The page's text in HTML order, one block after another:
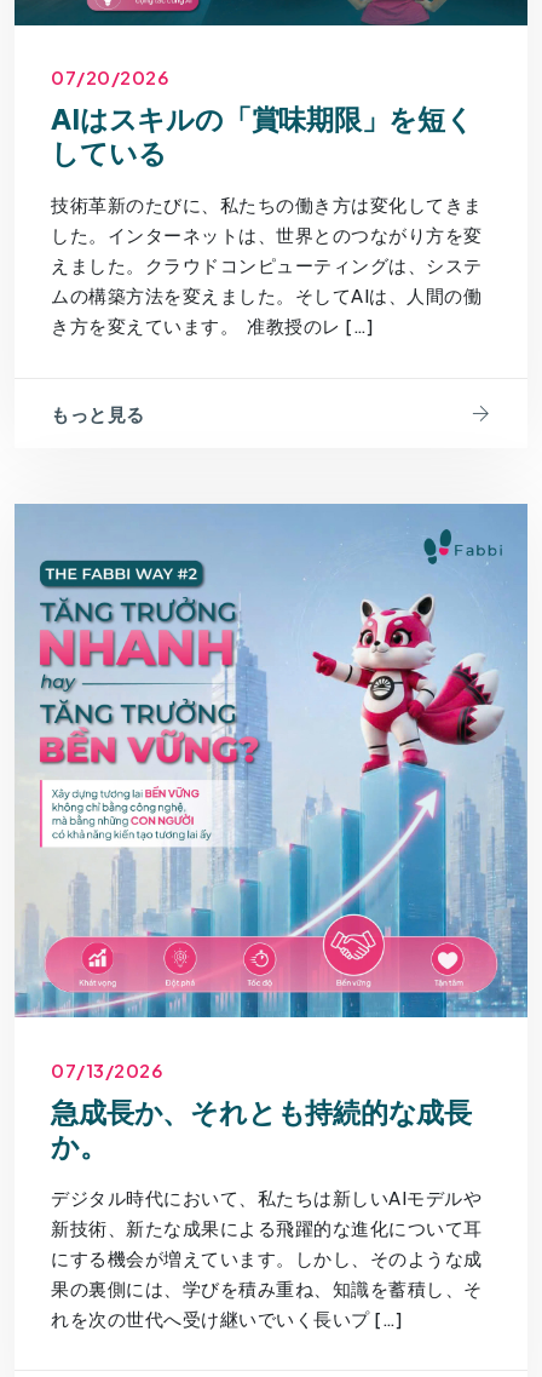
07/20/2026
AIはスキルの「賞味期限」を短く
している
技術革新のたびに、私たちの働き方は変化してきま
した。インターネットは、世界とのつながり方を変
えました。クラウドコンピューティングは、システ
ムの構築方法を変えました。そしてAIは、人間の働
き方を変えています。 准教授のレ […]
もっと見る
07/13/2026
急成長か、それとも持続的な成長
か。
デジタル時代において、私たちは新しいAIモデルや
新技術、新たな成果による飛躍的な進化について耳
にする機会が増えています。しかし、そのような成
果の裏側には、学びを積み重ね、知識を蓄積し、そ
れを次の世代へ受け継いでいく長いプ […]